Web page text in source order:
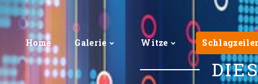
Home Galerie Witze